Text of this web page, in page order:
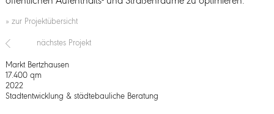
» zur Projektübersicht
nächstes Projekt
Markt Bertzhausen
17.400 qm
2022
Stadtentwicklung & städtebauliche Beratung